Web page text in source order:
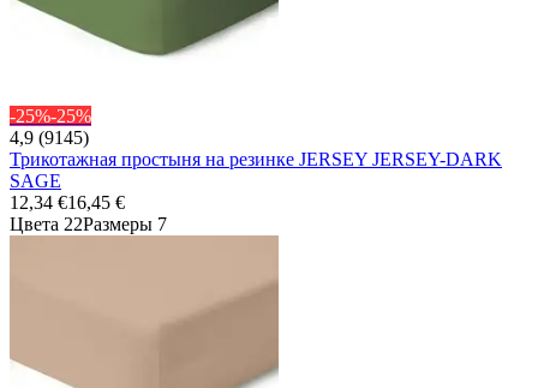
-25%-25%
4,9 (9145)
Трикотажная простыня на резинке JERSEY JERSEY-DARK
SAGE
12,34 €16,45 €
Цвета 22Размеры 7